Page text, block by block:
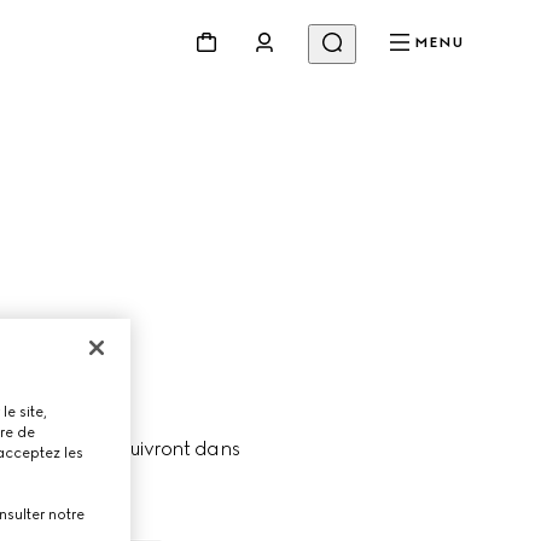
MENU
et vous suivront dans
site,
de
les
notre